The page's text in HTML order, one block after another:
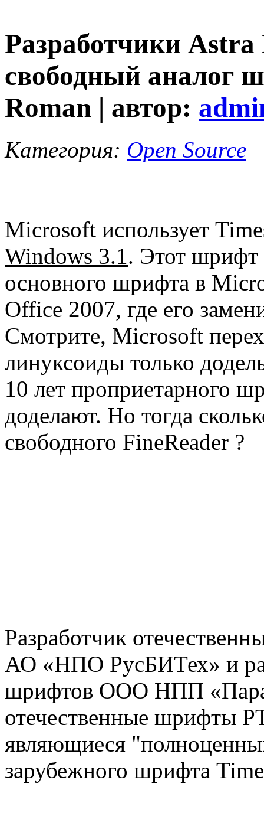
Разработчики
свободный аналог
Roman | автор:
Категория: Open Source
Microsoft использует
Windows 3.1. Этот шрифт
основного шрифта в
Office 2007, где его
Смотрите, Microsoft
линуксоиды только
10 лет проприетарного
доделают. Но тогда
свободного FineReader ?
Разработчик
АО «НПО РусБИТех» и
шрифтов ООО НПП
отечественные шрифты
являющиеся
зарубежного шрифта